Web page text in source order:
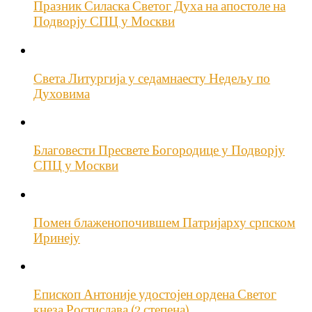
Празник Силаска Светог Духа на апостоле на
Подворју СПЦ у Москви
Света Литургија у седамнаесту Недељу по
Духовима
Благовести Пресвете Богородице у Подворју
СПЦ у Москви
Помен блаженопочившем Патријарху српском
Иринеју
Епископ Антоније удостојен ордена Светог